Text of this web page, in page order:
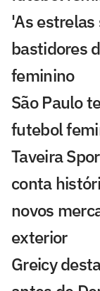
'As estrelas
bastidores
feminino
São Paulo
futebol
Taveira
conta
novos
exterior
Greicy